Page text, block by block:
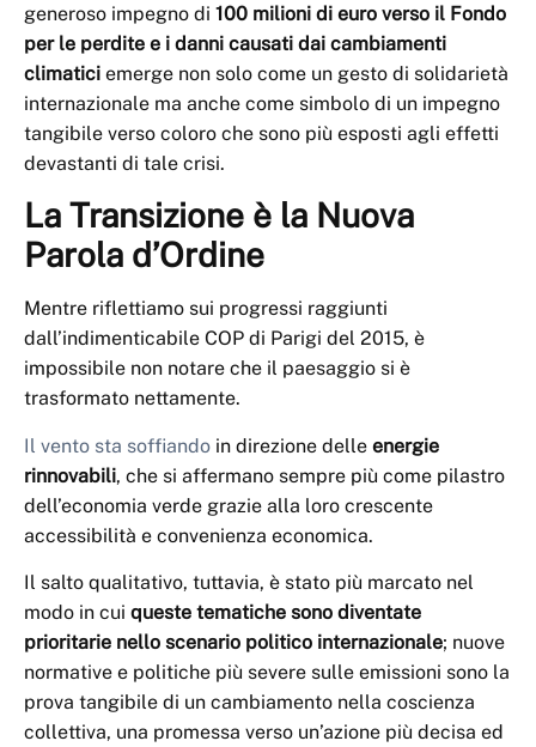
generoso impegno di 100 milioni di euro verso il Fondo
per le perdite e i danni causati dai cambiamenti
climatici emerge non solo come un gesto di solidarietà
internazionale ma anche come simbolo di un impegno
tangibile verso coloro che sono più esposti agli effetti
devastanti di tale crisi.
La Transizione è la Nuova
Parola d’Ordine
Mentre riflettiamo sui progressi raggiunti
dall’indimenticabile COP di Parigi del 2015, è
impossibile non notare che il paesaggio si è
trasformato nettamente.
Il vento sta soffiando in direzione delle energie
rinnovabili, che si affermano sempre più come pilastro
dell’economia verde grazie alla loro crescente
accessibilità e convenienza economica.
Il salto qualitativo, tuttavia, è stato più marcato nel
modo in cui queste tematiche sono diventate
prioritarie nello scenario politico internazionale; nuove
normative e politiche più severe sulle emissioni sono la
prova tangibile di un cambiamento nella coscienza
collettiva, una promessa verso un’azione più decisa ed